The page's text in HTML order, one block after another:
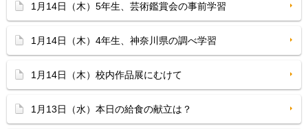
1月14日（木）5年生、芸術鑑賞会の事前学習
1月14日（木）4年生、神奈川県の調べ学習
1月14日（木）校内作品展にむけて
1月13日（水）本日の給食の献立は？